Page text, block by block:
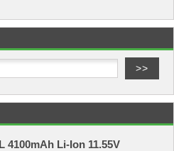
4100mAh Li-Ion 11.55V